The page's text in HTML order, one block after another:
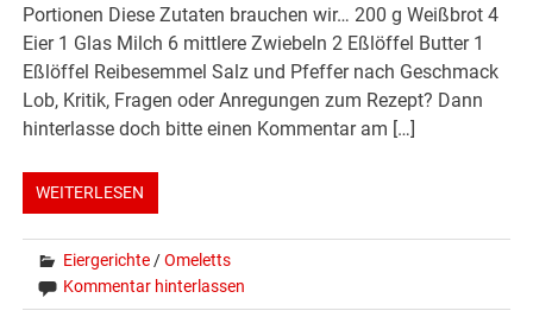
Portionen Diese Zutaten brauchen wir… 200 g Weißbrot 4
Eier 1 Glas Milch 6 mittlere Zwiebeln 2 Eßlöffel Butter 1
Eßlöffel Reibesemmel Salz und Pfeffer nach Geschmack
Lob, Kritik, Fragen oder Anregungen zum Rezept? Dann
hinterlasse doch bitte einen Kommentar am […]
WEITERLESEN
Eiergerichte /Omeletts
Kommentar hinterlassen